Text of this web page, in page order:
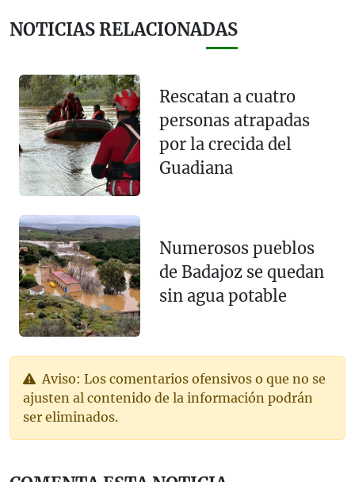
NOTICIAS RELACIONADAS
Rescatan a cuatro
personas atrapadas
por la crecida del
Guadiana
Numerosos pueblos
de Badajoz se quedan
sin agua potable
Aviso: Los comentarios ofensivos o que no se
ajusten al contenido de la información podrán
ser eliminados.